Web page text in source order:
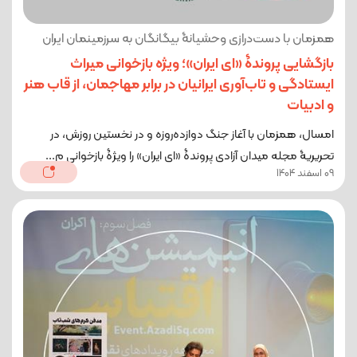
همزمان با دست‌درازی وحشیانۀ بیگانگان به سرزمینمان ایران
بازگشایی پروندۀ «ای ایران»؛ ویژه بازخوانی میراث
ایستادگی و تاب‌آوری ایرانیان در برابر مهاجمان، از قاب هنر
و ادبیات
امسال، همزمان با آغاز جنگ دوازده‌روزه و در نخستین روزش، در
تحریریۀ مجله میدان آزادی پروندۀ «ای ایران» را ویژۀ بازخوانی م...
09 اسفند 1404